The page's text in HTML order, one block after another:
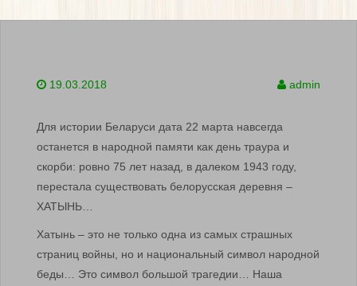
19.03.2018 admin
Для истории Беларуси дата 22 марта навсегда
останется в народной памяти как день траура и
скорби: ровно 75 лет назад, в далеком 1943 году,
перестала существовать белорусская деревня –
ХАТЫНЬ…
Хатынь – это не только одна из самых страшных
страниц войны, но и национальный символ народной
беды… Это символ большой трагедии… Наша